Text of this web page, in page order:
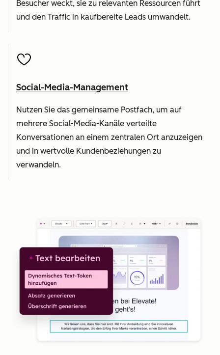
Besucher weckt, sie zu relevanten Ressourcen führt
und den Traffic in kaufbereite Leads umwandelt.
Social-Media-Management
Nutzen Sie das gemeinsame Postfach, um auf
mehrere Social-Media-Kanäle verteilte
Konversationen an einem zentralen Ort anzuzeigen
und in wertvolle Kundenbeziehungen zu
verwandeln.